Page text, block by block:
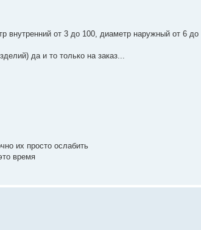
внутренний от 3 до 100, диаметр наружный от 6 до
да и то только на заказ...
их просто ослабить
время